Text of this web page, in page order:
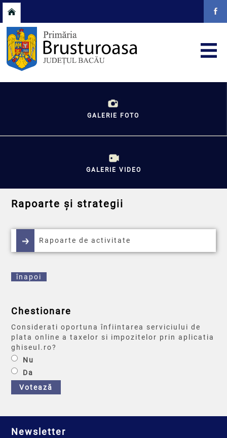
GALERIE FOTO
GALERIE VIDEO
Rapoarte și strategii
Rapoarte de activitate
înapoi
Chestionare
Considerati oportuna înfiintarea serviciului de
plata online a taxelor si impozitelor prin aplicatia
ghiseul.ro?
Nu
Da
Votează
Newsletter